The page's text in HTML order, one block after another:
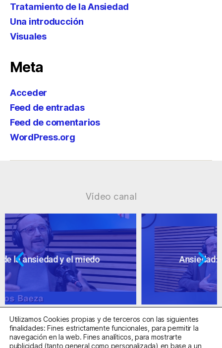
Tratamiento de la Ansiedad
Una introducción
Visuales
Meta
Acceder
Feed de entradas
Feed de comentarios
WordPress.org
Vídeo canal
Ansiedad: supuestos cuestionables
Utilizamos Cookies propias y de terceros con las siguientes
finalidades: Fines estrictamente funcionales, para permitir la
navegación en la web. Fines analíticos, para mostrarte
publicidad (tanto general como personalizada) en base a un